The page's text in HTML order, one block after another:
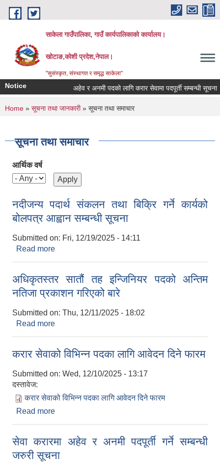
Skip to main content
साकेला गाउँपालिका, गाउँ कार्यपालिकाको कार्यालय।
खोटाङ,कोशी प्रदेश,नेपाल।
"सुसंस्कृत, संस्थागत र समृद्ध साकेला"
Notice अहेव र अनमी पदको लागि करार सेवामा पदपूर्ती सम्बन्धी सूचना
You are here
Home » सूचना तथा जानकारी» सूचना तथा समाचार
सूचना तथा समाचार
आर्थिक वर्ष
नदीजन्य पदार्थ संकलन तथा बिक्रि गर्ने कार्यको
बोलपत्र आह्वान सम्बन्धी सूचना
Submitted on: Fri, 12/19/2025 - 14:11
Read more
अधिकृतस्तर सातौं तह इन्जिनियर पदको अन्तिम
नतिजा प्रकाशन गरिएको बारे
Submitted on: Thu, 12/11/2025 - 18:02
Read more
करार सेवाको विभिन्न पदका लागि आवेदन दिने फारम
Submitted on: Wed, 12/10/2025 - 13:17
दस्तावेज:
करार सेवाको विभिन्न पदका लागि आवेदन दिने फारम
Read more
सेवा करारमा अहेव र अनमी पदपूर्ती गर्ने सम्बन्धी
जरुरी सूचना